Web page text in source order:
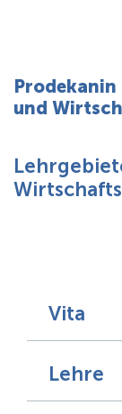
Karriere
Prodekanin
und
Vita
Lehre